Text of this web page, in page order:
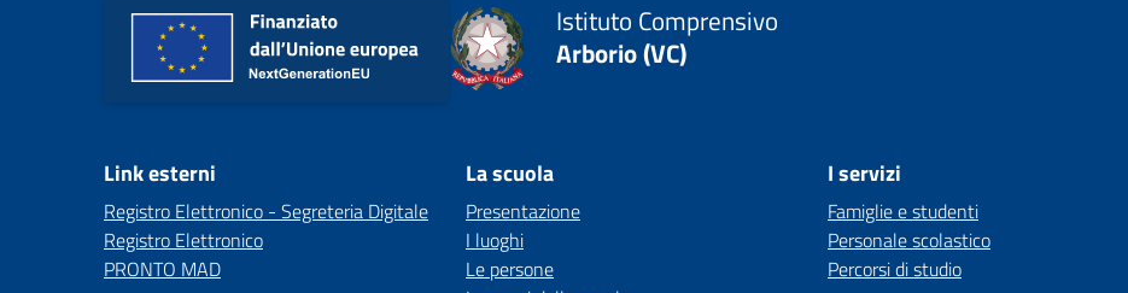
Istituto Comprensivo
Arborio (VC)
Link esterni
Registro Elettronico - Segreteria Digitale
Registro Elettronico
PRONTO MAD
La scuola
Presentazione
I luoghi
Le persone
I servizi
Famiglie e studenti
Personale scolastico
Percorsi di studio